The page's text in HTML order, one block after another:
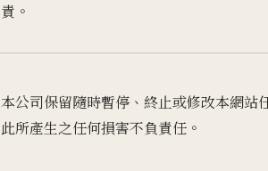
責。
本公司保留隨時暫停、終止或修改本網站
此所產生之任何損害不負責任。